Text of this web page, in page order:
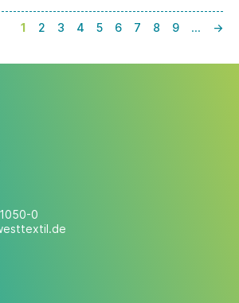
Bereichen Erziehung, Gesundheit und
Bildung zu unterstützen. 2025 wurden
für verschiedene
1 2 3 4 5 6 7 8 9 … →
0